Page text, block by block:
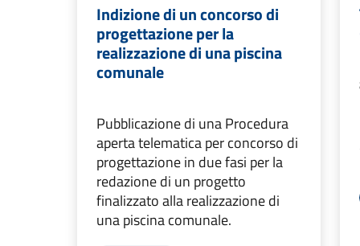
Indizione di un concorso di
progettazione per la
realizzazione di una piscina
comunale
Pubblicazione di una Procedura
aperta telematica per concorso di
progettazione in due fasi per la
redazione di un progetto
finalizzato alla realizzazione di
una piscina comunale.